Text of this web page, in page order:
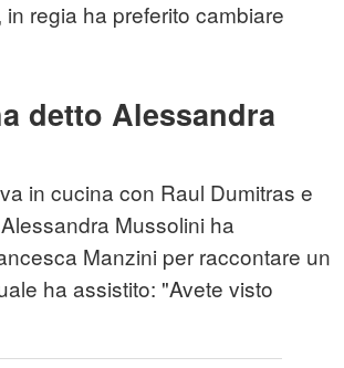
regia ha preferito cambiare
detto Alessandra
in cucina con Raul Dumitras e
Mussolini ha
Manzini per raccontare un
ha assistito: "Avete visto